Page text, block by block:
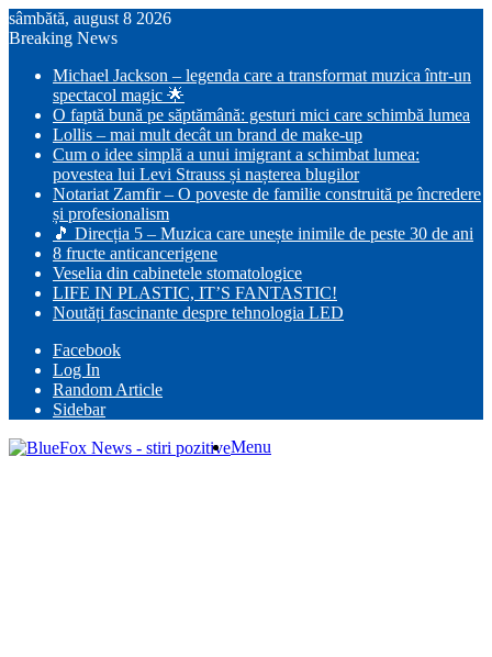
sâmbătă, august 8 2026
Breaking News
Michael Jackson – legenda care a transformat muzica într-un
spectacol magic 🌟
O faptă bună pe săptămână: gesturi mici care schimbă lumea
Lollis – mai mult decât un brand de make-up
Cum o idee simplă a unui imigrant a schimbat lumea:
povestea lui Levi Strauss și nașterea blugilor
Notariat Zamfir – O poveste de familie construită pe încredere
și profesionalism
🎵 Direcția 5 – Muzica care unește inimile de peste 30 de ani
8 fructe anticancerigene
Veselia din cabinetele stomatologice
LIFE IN PLASTIC, IT’S FANTASTIC!
Noutăți fascinante despre tehnologia LED
Facebook
Log In
Random Article
Sidebar
Menu